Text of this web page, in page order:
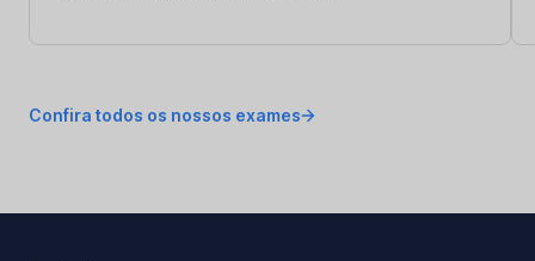
Confira todos os nossos exames